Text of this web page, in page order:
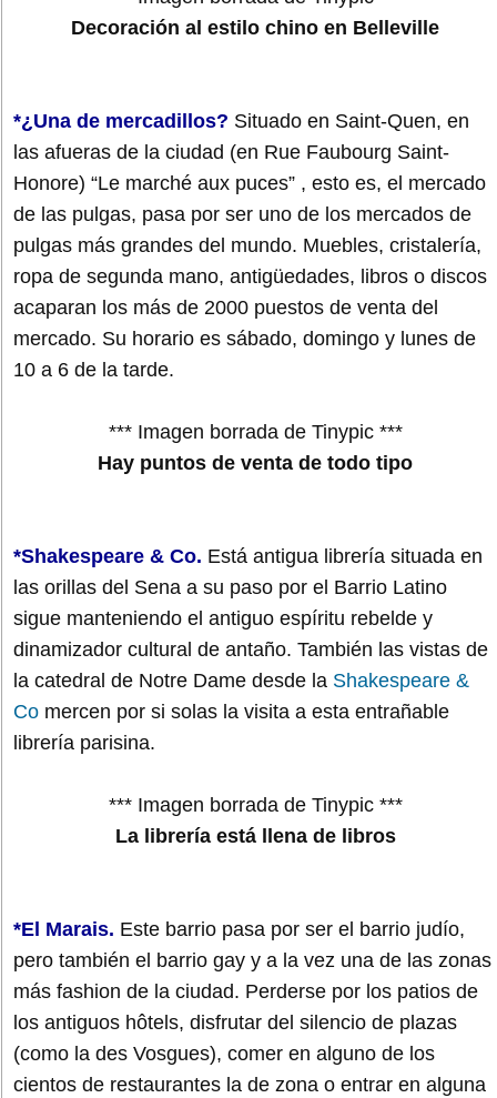
Decoración al estilo chino en Belleville
*¿Una de mercadillos? Situado en Saint-Quen, en
las afueras de la ciudad (en Rue Faubourg Saint-
Honore) “Le marché aux puces” , esto es, el mercado
de las pulgas, pasa por ser uno de los mercados de
pulgas más grandes del mundo. Muebles, cristalería,
ropa de segunda mano, antigüedades, libros o discos
acaparan los más de 2000 puestos de venta del
mercado. Su horario es sábado, domingo y lunes de
10 a 6 de la tarde.
*** Imagen borrada de Tinypic ***
Hay puntos de venta de todo tipo
*Shakespeare & Co. Está antigua librería situada en
las orillas del Sena a su paso por el Barrio Latino
sigue manteniendo el antiguo espíritu rebelde y
dinamizador cultural de antaño. También las vistas de
la catedral de Notre Dame desde la Shakespeare &
Co mercen por si solas la visita a esta entrañable
librería parisina.
*** Imagen borrada de Tinypic ***
La librería está llena de libros
*El Marais. Este barrio pasa por ser el barrio judío,
pero también el barrio gay y a la vez una de las zonas
más fashion de la ciudad. Perderse por los patios de
los antiguos hôtels, disfrutar del silencio de plazas
(como la des Vosgues), comer en alguno de los
cientos de restaurantes la de zona o entrar en alguna